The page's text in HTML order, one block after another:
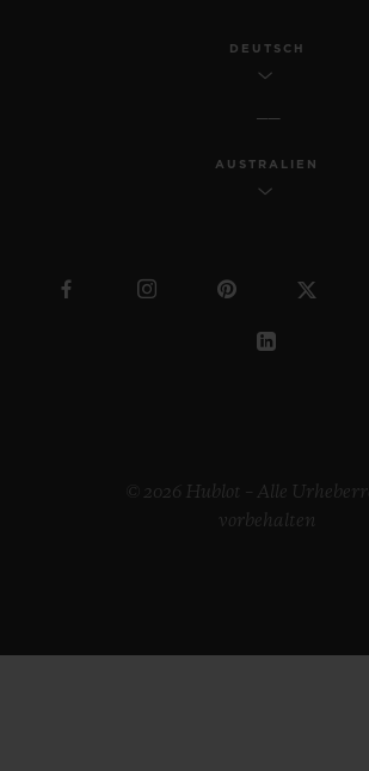
DEUTSCH
AUSTRALIEN
© 2026 Hublot – Alle
vorbehalten